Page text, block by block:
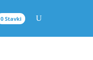
0 Stavki